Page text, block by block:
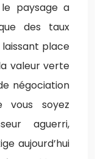
paysage a
des taux
place
valeur verte
négociation
vous soyez
aguerri,
aujourd’hui